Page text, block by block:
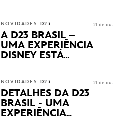
APRESENTAÇÕES E
PRODUTOS EXCLUSIVOS
NO TRANSAMÉRICA EXPO
CENTER EM SÃO PAULO
NOVIDADES D23
A D23 BRASIL –
UMA EXPERIÊNCIA
DISNEY ESTÁ
21 de out
NOVIDADES D23
DETALHES DA D23
BRASIL - UMA
EXPERIÊNCIA
21 de out